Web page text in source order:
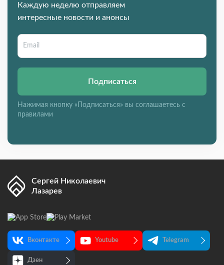
Каждую неделю отправляем
интересные новости и анонсы
Подписаться
Нажимая кнопку «Подписаться» вы соглашаетесь с
правилами
Сергей Николаевич
Лазарев
Вконтакте Youtube Telegram
Дзен